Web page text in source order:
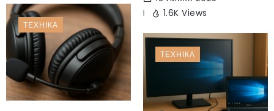
1.6K Views
ТЕХНІКА
ТЕХНІКА